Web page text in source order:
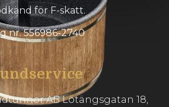
för F-skatt.
nr. 556986-2740
AB Lötängsgatan 18,